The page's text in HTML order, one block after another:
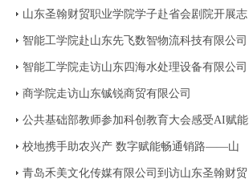
山东圣翰财贸职业学院学子赴省会剧院开展志
智能工学院赴山东先飞数智物流科技有限公司
智能工学院走访山东四海水处理设备有限公司
商学院走访山东铖锐商贸有限公司
公共基础部教师参加科创教育大会感受AI赋能
校地携手助农兴产 数字赋能畅通销路——山
青岛禾美文化传媒有限公司到访山东圣翰财贸